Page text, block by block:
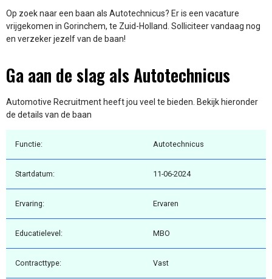
Op zoek naar een baan als Autotechnicus? Er is een vacature
vrijgekomen in Gorinchem, te Zuid-Holland. Solliciteer vandaag nog
en verzeker jezelf van de baan!
Ga aan de slag als Autotechnicus
Automotive Recruitment heeft jou veel te bieden. Bekijk hieronder
de details van de baan
Functie: Autotechnicus
Startdatum: 11-06-2024
Ervaring: Ervaren
Educatielevel: MBO
Contracttype: Vast